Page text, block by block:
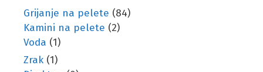
Grijanje na pelete (84)
Kamini na pelete (2)
Voda (1)
Zrak (1)